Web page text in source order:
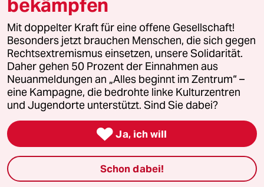
© 2026 taz Verlags und Vertriebs GmbH
Alle Rechte vorbehalten. Bei rechtlichen Fragen oder für Genehmigungen
wenden Sie sich bitte an
lizenzen@taz.de
Feedback Redaktionsstatut Kommune-Richtlinien
Leitlinie Informant Datenschutz Impressum AGB
Seitenwende Einwilligungen widerrufen (Ads)
bekämpfen
Mit doppelter Kraft für eine offene Gesellschaft!
Besonders jetzt brauchen Menschen, die sich gegen
Rechtsextremismus einsetzen, unsere Solidarität.
Daher gehen 50 Prozent der Einnahmen aus
Neuanmeldungen an „Alles beginnt im Zentrum“ –
eine Kampagne, die bedrohte linke Kulturzentren
und Jugendorte unterstützt. Sind Sie dabei?
 Ja, ich will
Schon dabei!